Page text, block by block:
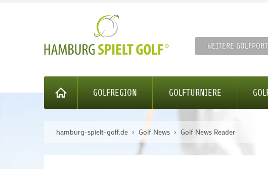
WEITERE
GOLFREGION GOLFTURNIERE
hamburg-spielt-golf.de Golf News Golf News Reader